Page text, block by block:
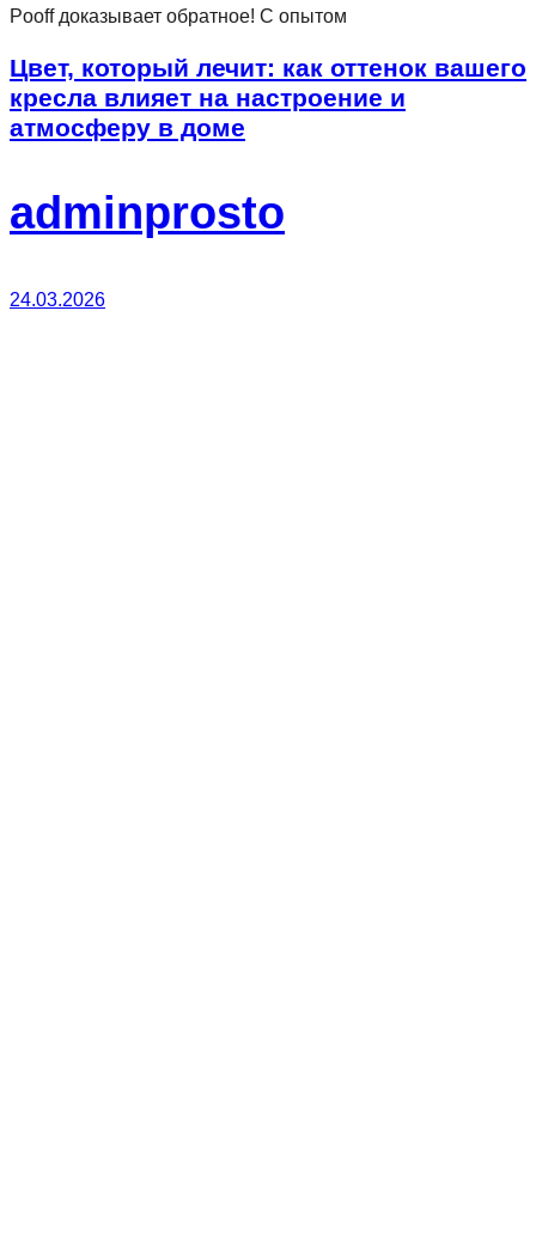
Pooff доказывает обратное! С опытом
Цвет, который лечит: как оттенок вашего
кресла влияет на настроение и
атмосферу в доме
adminprosto
24.03.2026